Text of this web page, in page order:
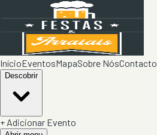
InícioEventosMapaSobre NósContacto
Descobrir
+ Adicionar Evento